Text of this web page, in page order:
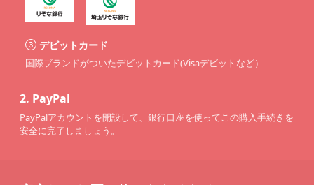
デビットカード
国際ブランドがついたデビットカード(Visaデビットなど）
2. PayPal
PayPalアカウントを開設して、銀行口座を使ってこの購入手続きを
安全に完了しましょう。